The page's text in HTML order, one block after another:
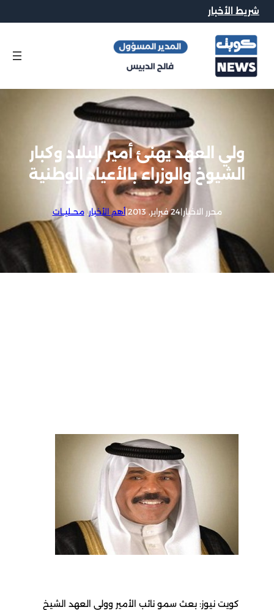
شريط الأخبار
ولي العهد يهنئ أمير البلاد وكبار
الشيوخ والوزراء بالأعياد الوطنية
محرر الاخبار|24 فبراير, 2013 |أهم الأخبار, محــليــات
كويت نيوز: بعث سمو نائب الأمير وولي العهد الشيخ